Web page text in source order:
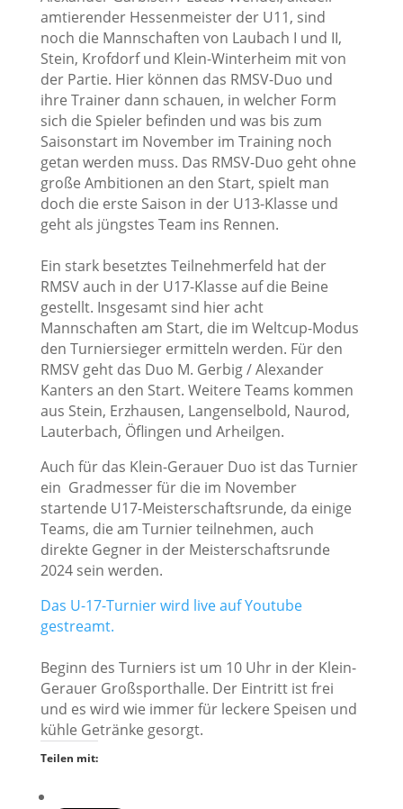
amtierender Hessenmeister der U11, sind
noch die Mannschaften von Laubach I und II,
Stein, Krofdorf und Klein-Winterheim mit von
der Partie. Hier können das RMSV-Duo und
ihre Trainer dann schauen, in welcher Form
sich die Spieler befinden und was bis zum
Saisonstart im November im Training noch
getan werden muss. Das RMSV-Duo geht ohne
große Ambitionen an den Start, spielt man
doch die erste Saison in der U13-Klasse und
geht als jüngstes Team ins Rennen.
Ein stark besetztes Teilnehmerfeld hat der
RMSV auch in der U17-Klasse auf die Beine
gestellt. Insgesamt sind hier acht
Mannschaften am Start, die im Weltcup-Modus
den Turniersieger ermitteln werden. Für den
RMSV geht das Duo M. Gerbig / Alexander
Kanters an den Start. Weitere Teams kommen
aus Stein, Erzhausen, Langenselbold, Naurod,
Lauterbach, Öflingen und Arheilgen.
Auch für das Klein-Gerauer Duo ist das Turnier
ein Gradmesser für die im November
startende U17-Meisterschaftsrunde, da einige
Teams, die am Turnier teilnehmen, auch
direkte Gegner in der Meisterschaftsrunde
2024 sein werden.
Das U-17-Turnier wird live auf Youtube
gestreamt.
Beginn des Turniers ist um 10 Uhr in der Klein-
Gerauer Großsporthalle. Der Eintritt ist frei
und es wird wie immer für leckere Speisen und
kühle Getränke gesorgt.
Teilen mit: